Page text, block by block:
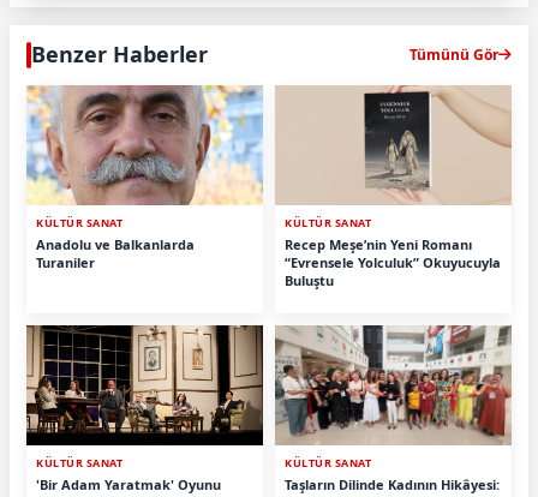
Benzer Haberler Tümünü Gör
KÜLTÜR SANAT
Anadolu ve Balkanlarda
Turaniler
KÜLTÜR SANAT
Recep Meşe’nin Yeni Romanı
“Evrensele Yolculuk” Okuyucuyla
Buluştu
KÜLTÜR SANAT
'Bir Adam Yaratmak' Oyunu
KÜLTÜR SANAT
Taşların Dilinde Kadının Hikâyesi: